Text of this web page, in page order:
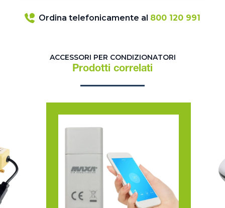
Ordina telefonicamente al 800 120 991
ACCESSORI PER CONDIZIONATORI
Prodotti correlati